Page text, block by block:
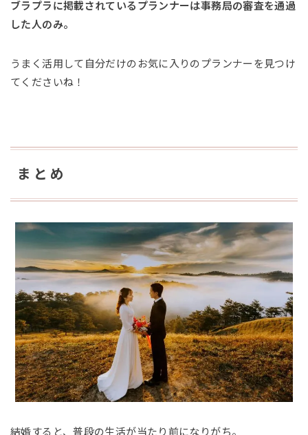
ブラプラに掲載されているプランナーは事務局の審査を通過
した人のみ。
うまく活用して自分だけのお気に入りのプランナーを見つけ
てくださいね！
まとめ
結婚すると、普段の生活が当たり前になりがち。